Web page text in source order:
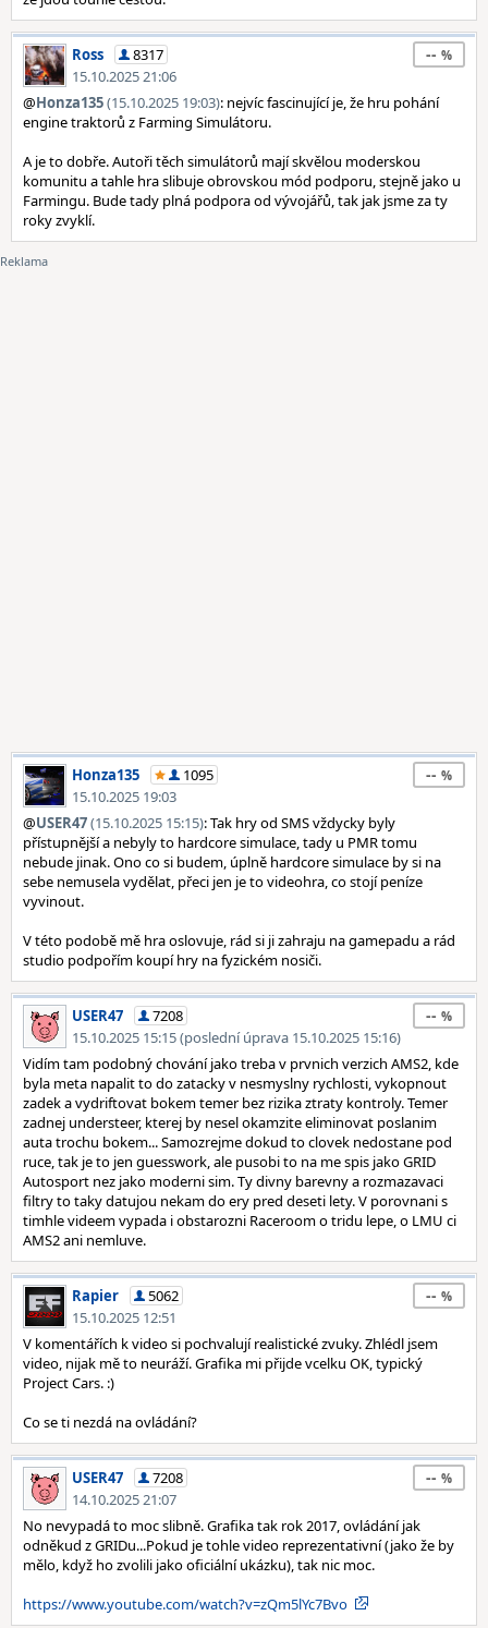
Ross
8317
15.10.2025 21:06
--
@Honza135(15.10.2025 19:03): nejvíc fascinující je, že hru pohání
engine traktorů z Farming Simulátoru.
A je to dobře. Autoři těch simulátorů mají skvělou moderskou
komunitu a tahle hra slibuje obrovskou mód podporu, stejně jako u
Farmingu. Bude tady plná podpora od vývojářů, tak jak jsme za ty
roky zvyklí.
Honza135
1095
15.10.2025 19:03
--
@USER47(15.10.2025 15:15): Tak hry od SMS vždycky byly
přístupnější a nebyly to hardcore simulace, tady u PMR tomu
nebude jinak. Ono co si budem, úplně hardcore simulace by si na
sebe nemusela vydělat, přeci jen je to videohra, co stojí peníze
vyvinout.
V této podobě mě hra oslovuje, rád si ji zahraju na gamepadu a rád
studio podpořím koupí hry na fyzickém nosiči.
USER47
7208
15.10.2025 15:15 (poslední úprava 15.10.2025 15:16)
--
Vidím tam podobný chování jako treba v prvnich verzich AMS2, kde
byla meta napalit to do zatacky v nesmyslny rychlosti, vykopnout
zadek a vydriftovat bokem temer bez rizika ztraty kontroly. Temer
zadnej understeer, kterej by nesel okamzite eliminovat poslanim
auta trochu bokem... Samozrejme dokud to clovek nedostane pod
ruce, tak je to jen guesswork, ale pusobi to na me spis jako GRID
Autosport nez jako moderni sim. Ty divny barevny a rozmazavaci
filtry to taky datujou nekam do ery pred deseti lety. V porovnani s
timhle videem vypada i obstarozni Raceroom o tridu lepe, o LMU ci
AMS2 ani nemluve.
Rapier
5062
15.10.2025 12:51
--
V komentářích k video si pochvalují realistické zvuky. Zhlédl jsem
video, nijak mě to neuráží. Grafika mi přijde vcelku OK, typický
Project Cars. :)
Co se ti nezdá na ovládání?
USER47
7208
14.10.2025 21:07
--
No nevypadá to moc slibně. Grafika tak rok 2017, ovládání jak
odněkud z GRIDu...Pokud je tohle video reprezentativní (jako že by
mělo, když ho zvolili jako oficiální ukázku), tak nic moc.
https://www.youtube.com/watch?v=zQm5lYc7Bvo